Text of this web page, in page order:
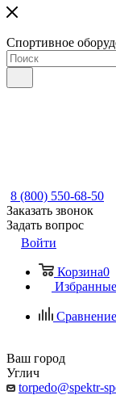
Спортивное
8 (800) 550-68-50
Заказать звонок
Задать вопрос
Войти
Корзина0
Ваш город
Углич
torpedo@spektr-